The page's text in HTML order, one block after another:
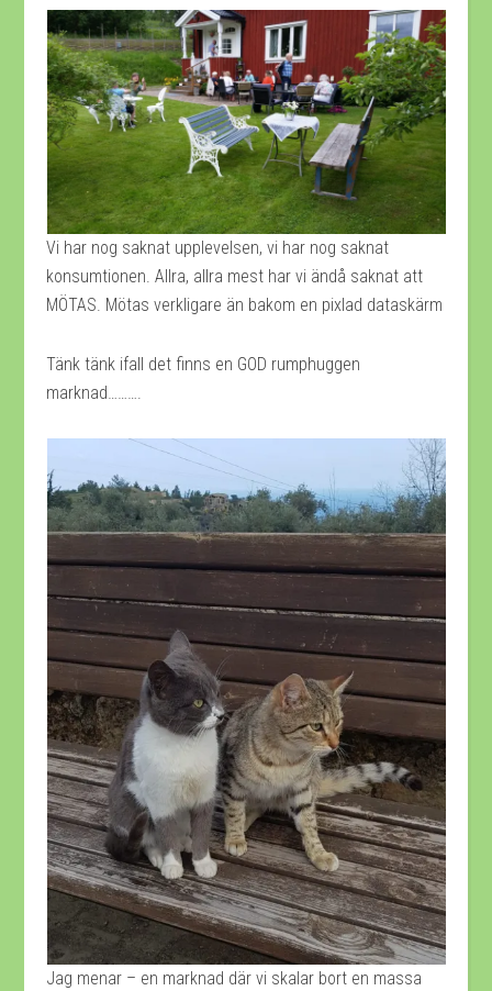
Vi har nog saknat upplevelsen, vi har nog saknat
konsumtionen. Allra, allra mest har vi ändå saknat att
MÖTAS. Mötas verkligare än bakom en pixlad dataskärm
Tänk tänk ifall det finns en GOD rumphuggen
marknad……….
Jag menar – en marknad där vi skalar bort en massa